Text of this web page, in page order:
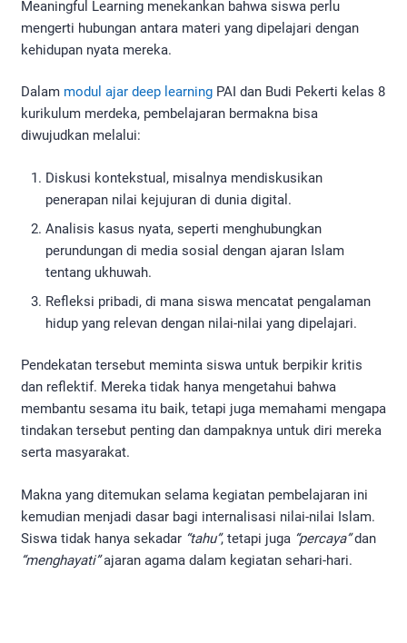
Meaningful Learning menekankan bahwa siswa perlu
mengerti hubungan antara materi yang dipelajari dengan
kehidupan nyata mereka.
Dalam modul ajar deep learning PAI dan Budi Pekerti kelas 8
kurikulum merdeka, pembelajaran bermakna bisa
diwujudkan melalui:
Diskusi kontekstual, misalnya mendiskusikan
penerapan nilai kejujuran di dunia digital.
Analisis kasus nyata, seperti menghubungkan
perundungan di media sosial dengan ajaran Islam
tentang ukhuwah.
Refleksi pribadi, di mana siswa mencatat pengalaman
hidup yang relevan dengan nilai-nilai yang dipelajari.
Pendekatan tersebut meminta siswa untuk berpikir kritis
dan reflektif. Mereka tidak hanya mengetahui bahwa
membantu sesama itu baik, tetapi juga memahami mengapa
tindakan tersebut penting dan dampaknya untuk diri mereka
serta masyarakat.
Makna yang ditemukan selama kegiatan pembelajaran ini
kemudian menjadi dasar bagi internalisasi nilai-nilai Islam.
Siswa tidak hanya sekadar “tahu”, tetapi juga “percaya”dan
“menghayati”ajaran agama dalam kegiatan sehari-hari.